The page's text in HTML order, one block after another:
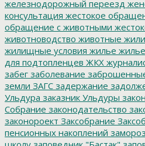
железнодорожный переезд
консультация жестокое
обращение с животными
животноводство животные
жилищные условия жилье
для подтопленцев ЖКХ
забег заболевание
земли ЗАГС задержание
Ульдура заказник Ульдуры закон
Собрание законодательство
законороект Заксобрание
пенсионных накоплений